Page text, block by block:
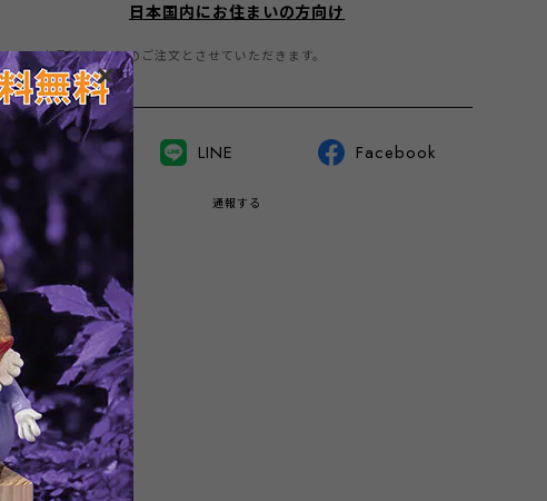
日本国内にお住まいの方向け
※この商品は1点までのご注文とさせていただきます。
Twitter LINE Facebook
通報する